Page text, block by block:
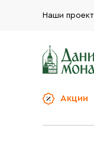
Наши
Акции